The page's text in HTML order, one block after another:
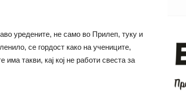
уредените, не само во Прилеп, туку и
се гордост како на учениците,
такви, кај кој не работи свеста за